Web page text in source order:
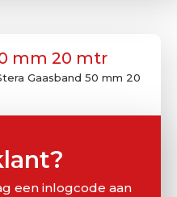
mm 20 mtr
Gaasband 50 mm 20
een inlogcode aan